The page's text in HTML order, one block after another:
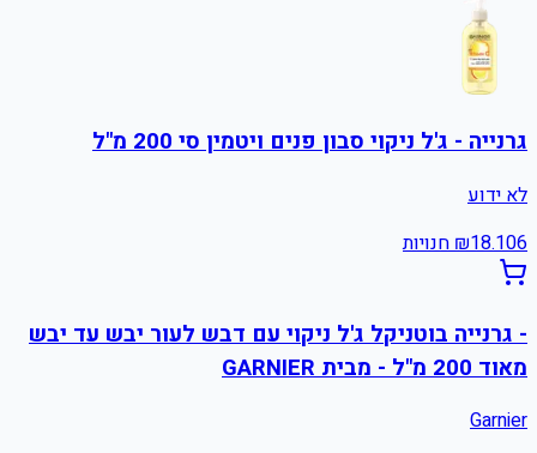
גרנייה - ג'ל ניקוי סבון פנים ויטמין סי 200 מ"ל
לא ידוע
₪18.106 חנויות
- גרנייה בוטניקל ג'ל ניקוי עם דבש לעור יבש עד יבש
מאוד 200 מ"ל - מבית GARNIER
Garnier